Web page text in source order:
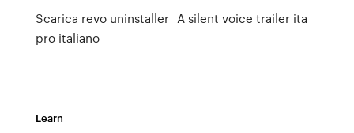
Scarica revo uninstaller
pro italiano
A silent voice trailer ita
Learn